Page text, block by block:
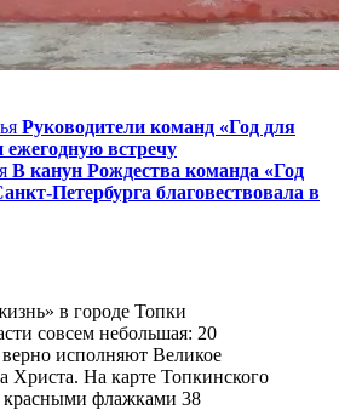
Руководители команд «Год для
ежегодную встречу
В канун Рождества команда «Год
Петербурга благовествовала в
в городе Топки
совсем небольшая: 20
исполняют Великое
Христа. На карте Топкинского
красными флажками 38